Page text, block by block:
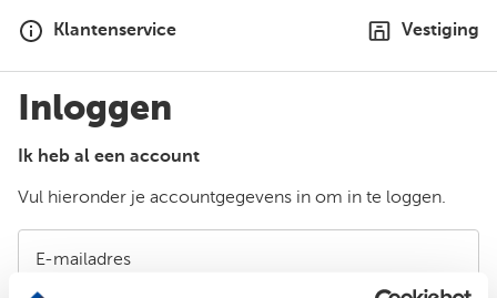
Klantenservice Vestiging
Inloggen
Ik heb al een account
Vul hieronder je accountgegevens in om in te loggen.
E-mailadres